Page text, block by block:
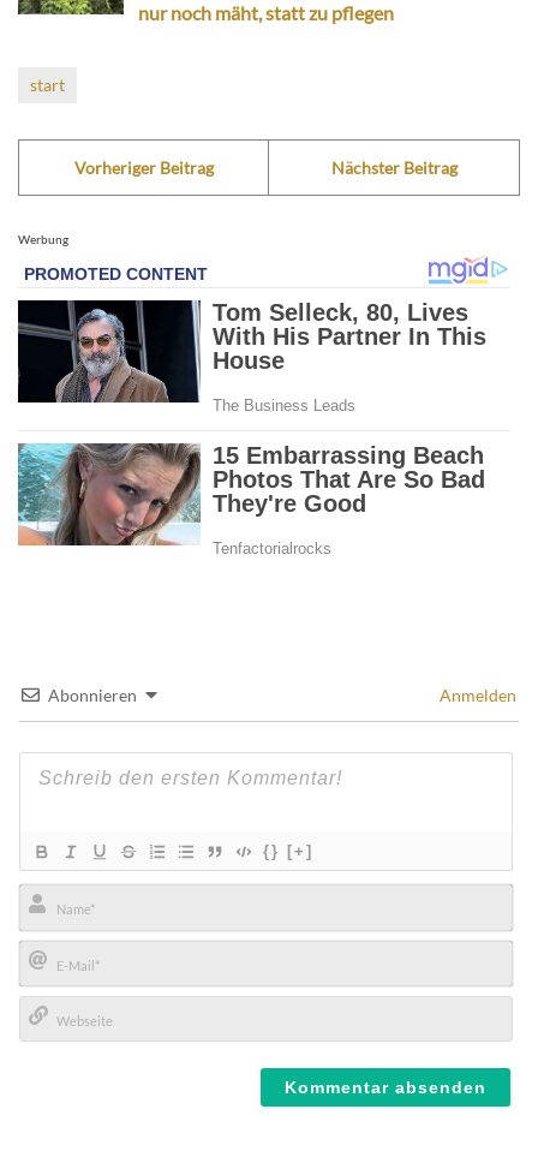
nur noch mäht, statt zu pflegen
start
Vorheriger Beitrag Nächster Beitrag
Werbung
Abonnieren Anmelden
{} [+]
Name*
E-
Mail*